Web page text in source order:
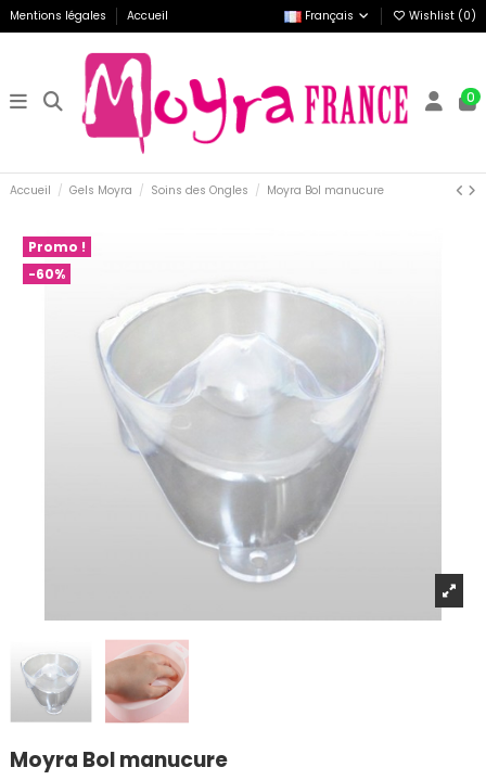
Mentions légales Accueil Français Wishlist (0)
0
Accueil Gels Moyra Soins des Ongles Moyra Bol manucure
Promo !
-60%
Moyra Bol manucure